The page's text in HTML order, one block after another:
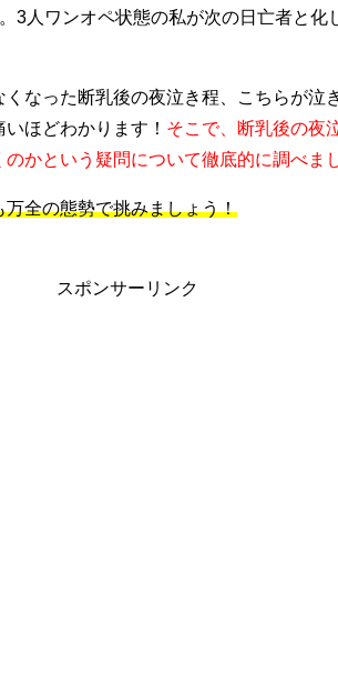
3人ワンオペ状態の私が次の日亡者と化
なった断乳後の夜泣き程、こちらが泣
ほどわかります！ そこで、断乳後の夜
かという疑問について徹底的に調べま
全の態勢で挑みましょう！
スポンサーリンク